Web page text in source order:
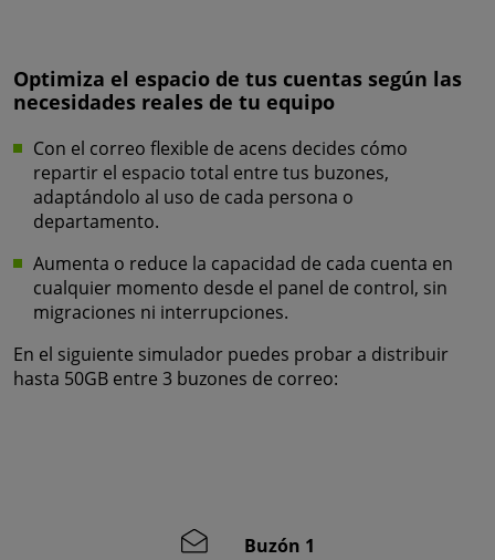
Optimiza el espacio de tus cuentas según las
necesidades reales de tu equipo
Con el correo flexible de acens decides cómo
repartir el espacio total entre tus buzones,
adaptándolo al uso de cada persona o
departamento.
Aumenta o reduce la capacidad de cada cuenta en
cualquier momento desde el panel de control, sin
migraciones ni interrupciones.
En el siguiente simulador puedes probar a distribuir
hasta 50GB entre 3 buzones de correo:
Buzón 1